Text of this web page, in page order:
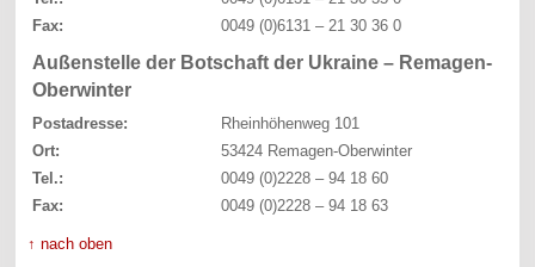
Fax:
0049 (0)6131 – 21 30 36 0
Außenstelle der Botschaft der Ukraine – Remagen-
Oberwinter
Postadresse:
Rheinhöhenweg 101
Ort:
53424 Remagen-Oberwinter
Tel.:
0049 (0)2228 – 94 18 60
Fax:
0049 (0)2228 – 94 18 63
↑ nach oben